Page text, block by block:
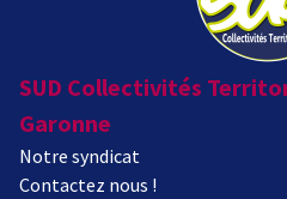
SUD Collectivités
Garonne
Notre syndicat
Contactez nous !